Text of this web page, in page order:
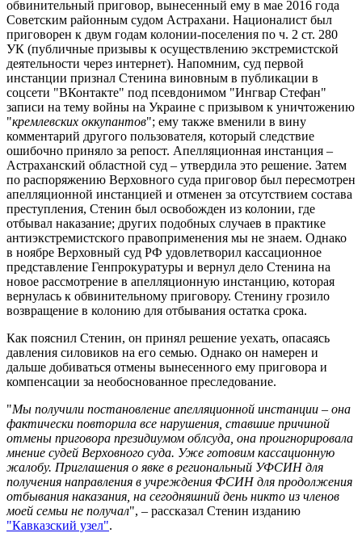
обвинительный приговор, вынесенный ему в мае 2016 года
Советским районным судом Астрахани. Националист был
приговорен к двум годам колонии-поселения по ч. 2 ст. 280
УК (публичные призывы к осуществлению экстремистской
деятельности через интернет). Напомним, суд первой
инстанции признал Стенина виновным в публикации в
соцсети "ВКонтакте" под псевдонимом "Ингвар Стефан"
записи на тему войны на Украине с призывом к уничтожению
"кремлевских оккупантов"; ему также вменили в вину
комментарий другого пользователя, который следствие
ошибочно приняло за репост. Апелляционная инстанция –
Астраханский областной суд – утвердила это решение. Затем
по распоряжению Верховного суда приговор был пересмотрен
апелляционной инстанцией и отменен за отсутствием состава
преступления, Стенин был освобожден из колонии, где
отбывал наказание; других подобных случаев в практике
антиэкстремистского правоприменения мы не знаем. Однако
в ноябре Верховный суд РФ удовлетворил кассационное
представление Генпрокуратуры и вернул дело Стенина на
новое рассмотрение в апелляционную инстанцию, которая
вернулась к обвинительному приговору. Стенину грозило
возвращение в колонию для отбывания остатка срока.
Как пояснил Стенин, он принял решение уехать, опасаясь
давления силовиков на его семью. Однако он намерен и
дальше добиваться отмены вынесенного ему приговора и
компенсации за необоснованное преследование.
"Мы получили постановление апелляционной инстанции – она
фактически повторила все нарушения, ставшие причиной
отмены приговора президиумом облсуда, она проигнорировала
мнение судей Верховного суда. Уже готовим кассационную
жалобу. Приглашения о явке в региональный УФСИН для
получения направления в учреждения ФСИН для продолжения
отбывания наказания, на сегодняшний день никто из членов
моей семьи не получал", – рассказал Стенин изданию
"Кавказский узел".